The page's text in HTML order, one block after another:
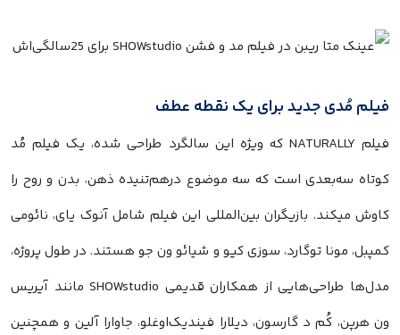
فیلم مُدی جدید برای یک نقطه عطف
فیلم NATURALLY که ویژه این سالگرد طراحی شده، یک فیلم مُد
کوتاه سه‌بعدی است که سه موضوع درهم‌تنیده ذهن، بدن و روح را
کاوش میکند. بازیگران بین‌المللی این فیلم شامل آنوک یای، نائومی
کمپبل، مونا توگارد، سوزی کیو و شیائو ون جو هستند. در طول پروژه،
مدل‌ها طراحی‌هایی از همکاران قدیمی SHOWstudio مانند آیریس
ون هرپن، کُم د گارسون، دیلارا فیندیک‌اوغلو، جاوارا آلین و همچنین